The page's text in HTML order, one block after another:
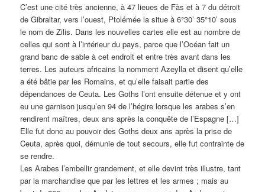
C’est une cité très ancienne, à 47 lieues de Fàs et à 7 du détroit
de Gibraltar, vers l’ouest, Ptolémée la situe à 6°30’ 35°10’ sous
le nom de Zilis. Dans les nouvelles cartes elle est au nombre de
celles qui sont à l’intérieur du pays, parce que l’Océan fait un
grand banc de sable à cet endroit et entre très avant dans les
terres. Les auteurs africains la nomment Azeylla et disent qu’elle
a été bâtie par les Romains, et qu’elle faisait partie des
dépendances de Ceuta. Les Goths l’ont ensuite détenue et y ont
eu une garnison jusqu’en 94 de l’hégire lorsque les arabes s’en
rendirent maîtres, deux ans après la conquête de l’Espagne […]
Elle fut donc au pouvoir des Goths deux ans après la prise de
Ceuta, après quoi, démunie de tout secours, elle fut contrainte de
se rendre.
Les Arabes l’embellir grandement, et elle devint très illustre, tant
par la marchandise que par les lettres et les armes ; mais au